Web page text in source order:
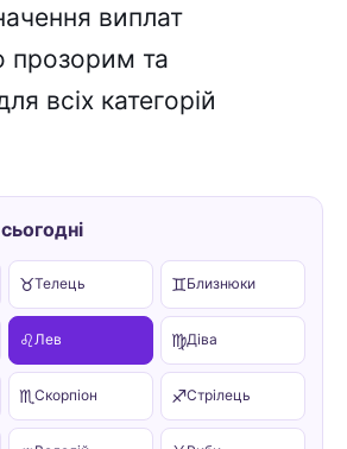
виплат
прозорим та
всіх категорій
♉Телець ♊Близнюки
♌Лев ♍Діва
♏Скорпіон ♐Стрілець